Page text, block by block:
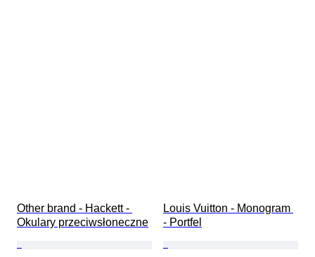
Other brand - Hackett -
Okulary przeciwsłoneczne
Louis Vuitton - Monogram
- Portfel